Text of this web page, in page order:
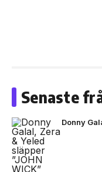
Senaste
Donny